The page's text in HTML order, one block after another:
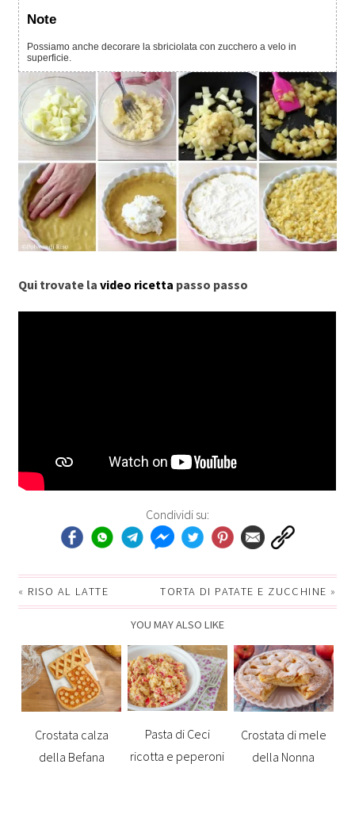
Note
Possiamo anche decorare la sbriciolata con zucchero a velo in
superficie.
Qui trovate lavideo ricetta passo passo
Condividi su:
« RISO AL LATTE TORTA DI PATATE E ZUCCHINE »
YOU MAY ALSO LIKE
Crostata calza
della Befana
Pasta di Ceci
ricotta e peperoni
Crostata di mele
della Nonna